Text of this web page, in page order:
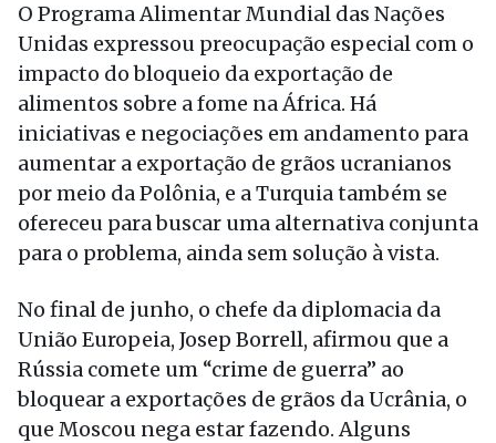
O Programa Alimentar Mundial das Nações
Unidas expressou preocupação especial com o
impacto do bloqueio da exportação de
alimentos sobre a fome na África. Há
iniciativas e negociações em andamento para
aumentar a exportação de grãos ucranianos
por meio da Polônia, e a Turquia também se
ofereceu para buscar uma alternativa conjunta
para o problema, ainda sem solução à vista.
No final de junho, o chefe da diplomacia da
União Europeia, Josep Borrell, afirmou que a
Rússia comete um “crime de guerra” ao
bloquear a exportações de grãos da Ucrânia, o
que Moscou nega estar fazendo. Alguns